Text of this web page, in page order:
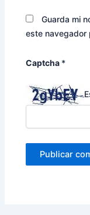
Guarda mi
este navegador
Captcha *